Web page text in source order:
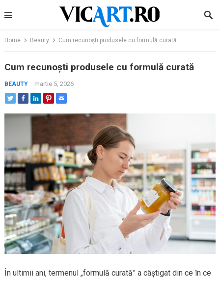
to
Home Beauty Cum recunoști produsele cu formulă curată
Cum recunoști produsele cu formulă curată
BEAUTY martie 5, 2026
În ultimii ani, termenul „formulă curată” a câștigat din ce în ce